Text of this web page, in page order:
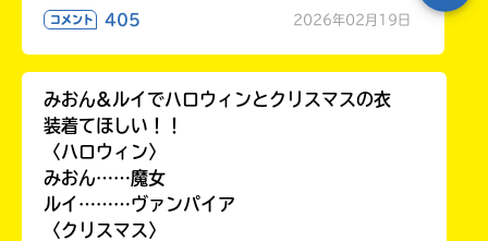
コメント 405 2026年02月19日
みおん&ルイでハロウィンとクリスマスの衣
装着てほしい！！
〈ハロウィン〉
みおん……魔女
ルイ………ヴァンパイア
〈クリスマス〉